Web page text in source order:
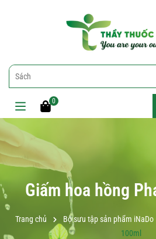
0
Giấm hoa hồng
Trang chủ Bộ sưu tập sản phẩm iNaDo
100ml